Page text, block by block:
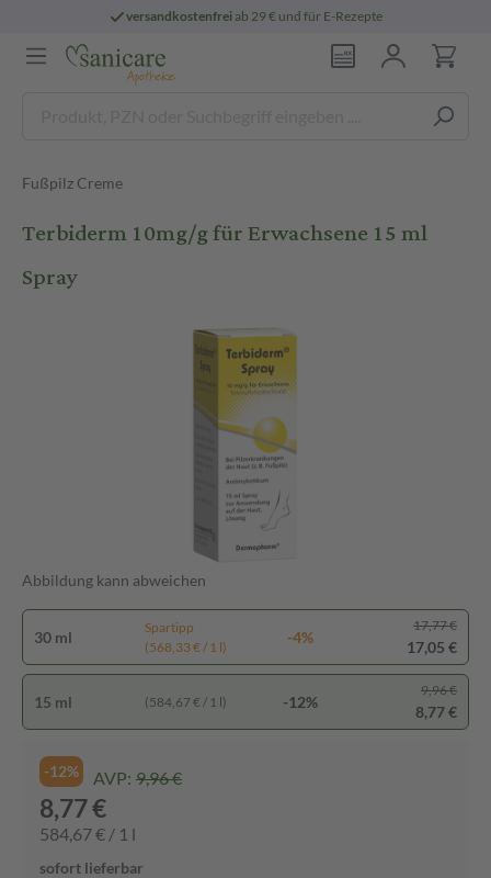
versandkostenfreiab 29 € und für E-Rezepte
Fußpilz Creme
Terbiderm 10mg/g für Erwachsene 15 ml
Spray
Abbildung kann abweichen
30 ml
Spartipp
(568,33 € / 1 l)
-4%
17,77 €
17,05 €
15 ml (584,67 € / 1 l) -12%
9,96 €
8,77 €
-12% AVP: 9,96 €
8,77 €
584,67 € / 1 l
sofort lieferbar